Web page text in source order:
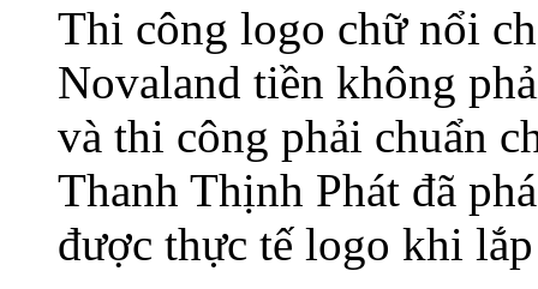
Thi công logo chữ nổi
Novaland tiền không
và thi công phải chuẩn
Thanh Thịnh Phát đã
được thực tế logo khi